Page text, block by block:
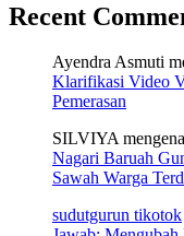
Recent
Ayendra Asmuti
Klarifikasi Video
Pemerasan
SILVIYA
Nagari Baruah
Sawah Warga
sudutgurun tikotok